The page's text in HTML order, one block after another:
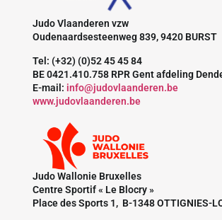
Judo Vlaanderen vzw
Oudenaardsesteenweg 839, 9420 BURST
Tel: (+32) (0)52 45 45 84
BE 0421.410.758 RPR Gent afdeling
E-mail: info@judovlaanderen.be
www.judovlaanderen.be
Judo Wallonie Bruxelles
Centre Sportif « Le Blocry »
Place des Sports 1, B-1348 OTTIGNIES-